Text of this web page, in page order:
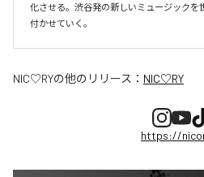
化させる。渋谷発の新しいミュージックを
付かせていく。
NIC♡RYの他のリリース： NIC♡RY
https://